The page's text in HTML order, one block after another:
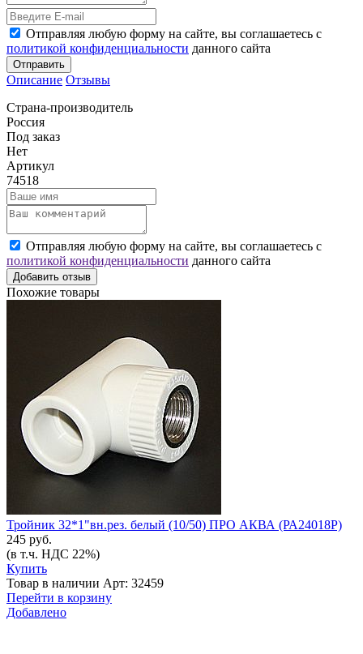
Отправляя любую форму на сайте, вы соглашаетесь с
политикой конфиденциальности данного сайта
Отправить
Описание Отзывы
Страна-производитель
Россия
Под заказ
Нет
Артикул
74518
Отправляя любую форму на сайте, вы соглашаетесь с
политикой конфиденциальности данного сайта
Добавить отзыв
Похожие товары
Тройник 32*1"вн.рез. белый (10/50) ПРО АКВА (РА24018Р)
245 руб.
(в т.ч. НДС 22%)
Купить
Товар в наличии Арт: 32459
Перейти в корзину
Добавлено